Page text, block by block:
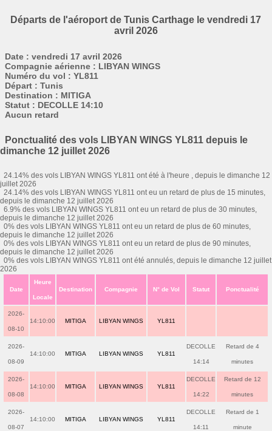
Départs de l'aéroport de Tunis Carthage le vendredi 17
avril 2026
Date : vendredi 17 avril 2026
Compagnie aérienne : LIBYAN WINGS
Numéro du vol : YL811
Départ : Tunis
Destination : MITIGA
Statut : DECOLLE 14:10
Aucun retard
Ponctualité des vols LIBYAN WINGS YL811 depuis le
dimanche 12 juillet 2026
24.14% des vols LIBYAN WINGS YL811 ont été à l'heure , depuis le dimanche 12
juillet 2026
24.14% des vols LIBYAN WINGS YL811 ont eu un retard de plus de 15 minutes,
depuis le dimanche 12 juillet 2026
6.9% des vols LIBYAN WINGS YL811 ont eu un retard de plus de 30 minutes,
depuis le dimanche 12 juillet 2026
0% des vols LIBYAN WINGS YL811 ont eu un retard de plus de 60 minutes,
depuis le dimanche 12 juillet 2026
0% des vols LIBYAN WINGS YL811 ont eu un retard de plus de 90 minutes,
depuis le dimanche 12 juillet 2026
0% des vols LIBYAN WINGS YL811 ont été annulés, depuis le dimanche 12 juillet
2026
Date
Heure
Locale
Destination Compagnie N° de Vol Statut Ponctualité
2026-
08-10
14:10:00 MITIGA LIBYAN WINGS YL811
2026-
08-09
14:10:00 MITIGA LIBYAN WINGS YL811
DECOLLE
14:14
Retard de 4
minutes
2026-
08-08
14:10:00 MITIGA LIBYAN WINGS YL811
DECOLLE
14:22
Retard de 12
minutes
2026-
08-07
14:10:00 MITIGA LIBYAN WINGS YL811
DECOLLE
14:11
Retard de 1
minute